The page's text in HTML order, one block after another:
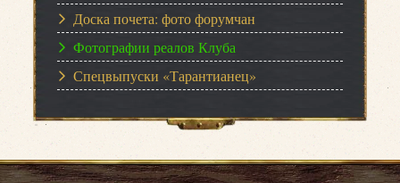
Доска почета: фото форумчан
Фотографии реалов Клуба
Спецвыпуски «Тарантианец»